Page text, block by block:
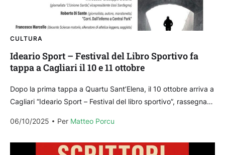
CULTURA
Ideario Sport – Festival del Libro Sportivo fa
tappa a Cagliari il 10 e 11 ottobre
Dopo la prima tappa a Quartu Sant’Elena, il 10 ottobre arriva a
Cagliari “Ideario Sport – Festival del libro sportivo”, rassegna
06/10/2025
Per Matteo Porcu